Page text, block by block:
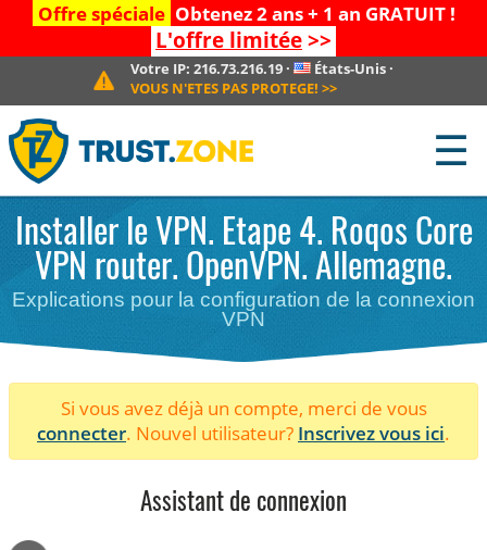
Offre spéciale Obtenez 2 ans + 1 an GRATUIT !
L'offre limitée>>
Votre IP:216.73.216.19 · États-Unis·
VOUS N'ETES PAS PROTEGE! >>
☰
Installer le VPN. Etape 4. Roqos Core
VPN router. OpenVPN. Allemagne.
Explications pour la configuration de la connexion
VPN
Si vous avez déjà un compte, merci de vous
connecter. Nouvel utilisateur? Inscrivez vous ici.
Assistant de connexion